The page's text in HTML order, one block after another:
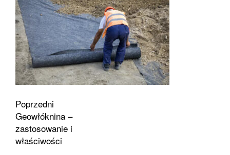
Zobacz
wpisy
Poprzedni
Geowłóknina –
zastosowanie i
właściwości